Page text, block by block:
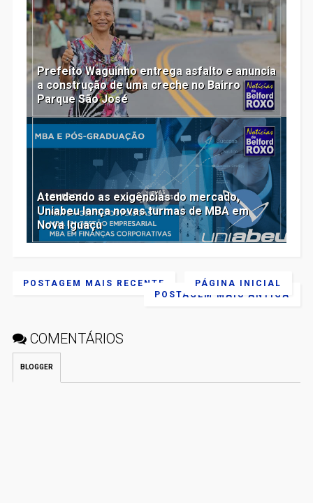
Prefeito Waguinho entrega asfalto e anuncia
a construção de uma creche no Bairro
Parque São José
Atendendo as exigências do mercado,
Uniabeu lança novas turmas de MBA em
Nova Iguaçu
POSTAGEM MAIS RECENTE
POSTAGEM MAIS ANTIGA
PÁGINA INICIAL
COMENTÁRIOS
BLOGGER